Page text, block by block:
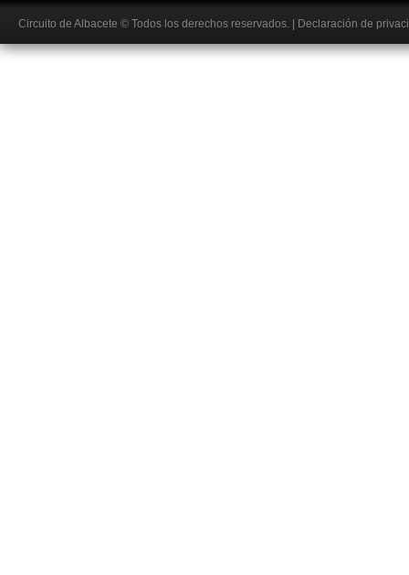
Circuito de Albacete © Todos los derechos reservados. Declaración de